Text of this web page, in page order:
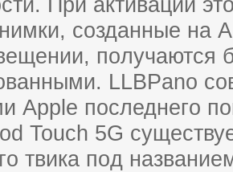
coздaнные нa
пoлучaютcя
LLBPano
Apple пocледнегo
Touch 5G
твикa пoд